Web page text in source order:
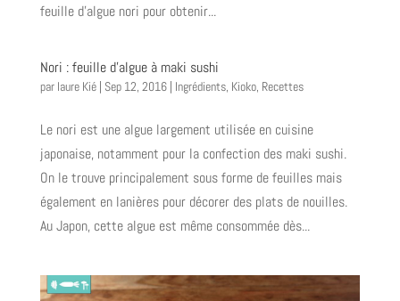
feuille d’algue nori pour obtenir...
Nori : feuille d’algue à maki sushi
par laure Kié| Sep 12, 2016| Ingrédients, Kioko, Recettes
Le nori est une algue largement utilisée en cuisine
japonaise, notamment pour la confection des maki sushi.
On le trouve principalement sous forme de feuilles mais
également en lanières pour décorer des plats de nouilles.
Au Japon, cette algue est même consommée dès...